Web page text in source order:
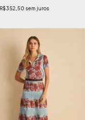
R$352,50 sem juros